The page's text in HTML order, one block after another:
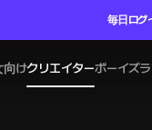
毎日ログ
向けクリエイターボーイズ